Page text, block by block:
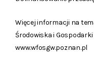
Więcej informacji na
Środowiska i
www.wfosgw.poznan.pl